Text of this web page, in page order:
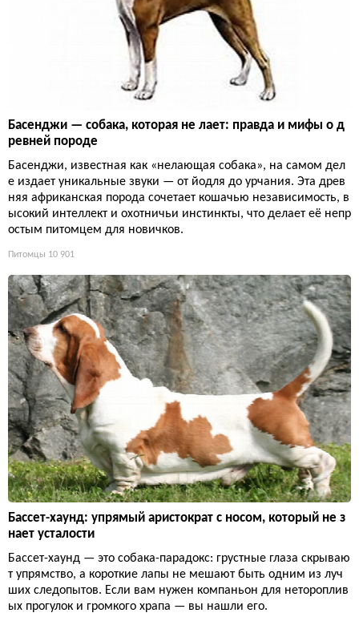
Басенджи — собака, которая не лает: правда и мифы о д
ревней породе
Басенджи, известная как «нелающая собака», на самом дел
е издает уникальные звуки — от йодля до урчания. Эта древ
няя африканская порода сочетает кошачью независимость, в
ысокий интеллект и охотничьи инстинкты, что делает её непр
остым питомцем для новичков.
Питомцы 10 901
Бассет-хаунд: упрямый аристократ с носом, который не з
нает усталости
Бассет-хаунд — это собака-парадокс: грустные глаза скрываю
т упрямство, а короткие лапы не мешают быть одним из луч
ших следопытов. Если вам нужен компаньон для нетороплив
ых прогулок и громкого храпа — вы нашли его.